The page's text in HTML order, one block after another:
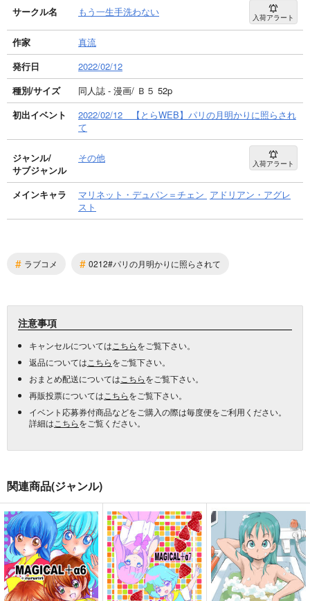
サークル名 もう一生手洗わない 入荷アラート
作家
真流
発行日
2022/02/12
種別/サイズ
同人誌 - 漫画/ Ｂ５ 52p
初出イベント
2022/02/12 【とらWEB】パリの月明かりに照らされ
て
ジャンル/
サブジャンル
その他 入荷アラート
メインキャラ マリネット・デュパン＝チェン アドリアン・アグレ
スト
# ラブコメ # 0212#パリの月明かりに照らされて
注意事項
キャンセルについては こちらをご覧下さい。
返品については こちらをご覧下さい。
おまとめ配送については こちらをご覧下さい。
再販投票については こちらをご覧下さい。
イベント応募券付商品などをご購入の際は毎度便をご利用ください。
詳細は こちらをご覧ください。
関連商品(ジャンル)